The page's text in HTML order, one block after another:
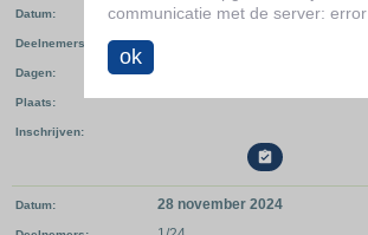
Datum 14 november 2024
Deelnemers
Dagen
Plaats
Inschrijven

Datum 28 november 2024
communicatie met de server: error
ok